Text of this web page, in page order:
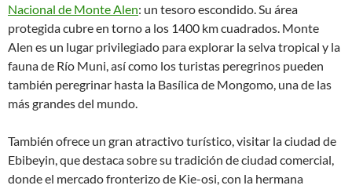
Nacional de Monte Alen: un tesoro escondido. Su área
protegida cubre en torno a los 1400 km cuadrados. Monte
Alen es un lugar privilegiado para explorar la selva tropical y la
fauna de Río Muni, así como los turistas peregrinos pueden
también peregrinar hasta la Basílica de Mongomo, una de las
más grandes del mundo.
También ofrece un gran atractivo turístico, visitar la ciudad de
Ebibeyin, que destaca sobre su tradición de ciudad comercial,
donde el mercado fronterizo de Kie-osi, con la hermana